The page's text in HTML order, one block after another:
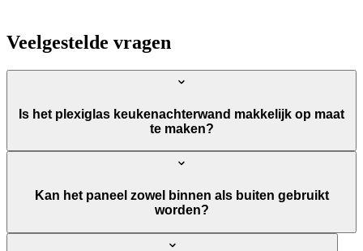
Veelgestelde vragen
Is het plexiglas keukenachterwand makkelijk op maat
te maken?
Kan het paneel zowel binnen als buiten gebruikt
worden?